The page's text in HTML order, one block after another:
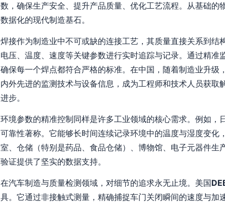
数，确保生产安全、提升产品质量、优化工艺流程。从基础的
数据化的现代制造基石。
焊接作为制造业中不可或缺的连接工艺，其质量直接关系到结
电压、温度、速度等关键参数进行实时追踪与记录。通过精准
确保每一个焊点都符合严格的标准。在中国，随着制造业升级
内外先进的监测技术与设备信息，成为工程师和技术人员获
进步。
环境参数的精准控制同样是许多工业领域的核心需求。例如，
可靠性著称。它能够长时间连续记录环境中的温度与湿度变
室、仓储（特别是药品、食品仓储）、博物馆、电子元器件
验证提供了坚实的数据支持。
在汽车制造与质量检测领域，对细节的追求永无止境。美国
具。它通过非接触式测量，精确捕捉车门关闭瞬间的速度